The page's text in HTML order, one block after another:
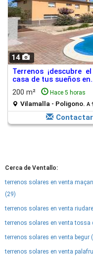
14
Terrenos ¡descubre
casa de tus sueños
200 m²
Hace 5 horas
Vilamalla - Poligono. A
Contactar
Cerca de Ventallo:
terrenos solares en venta
(29)
terrenos solares en venta
terrenos solares en venta tossa
terrenos solares en venta begur
terrenos solares en venta